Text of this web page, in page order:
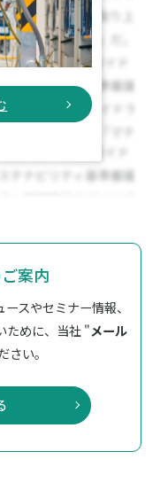
案内
スやセミナー情報、
めに、 当社 "メール
さい。